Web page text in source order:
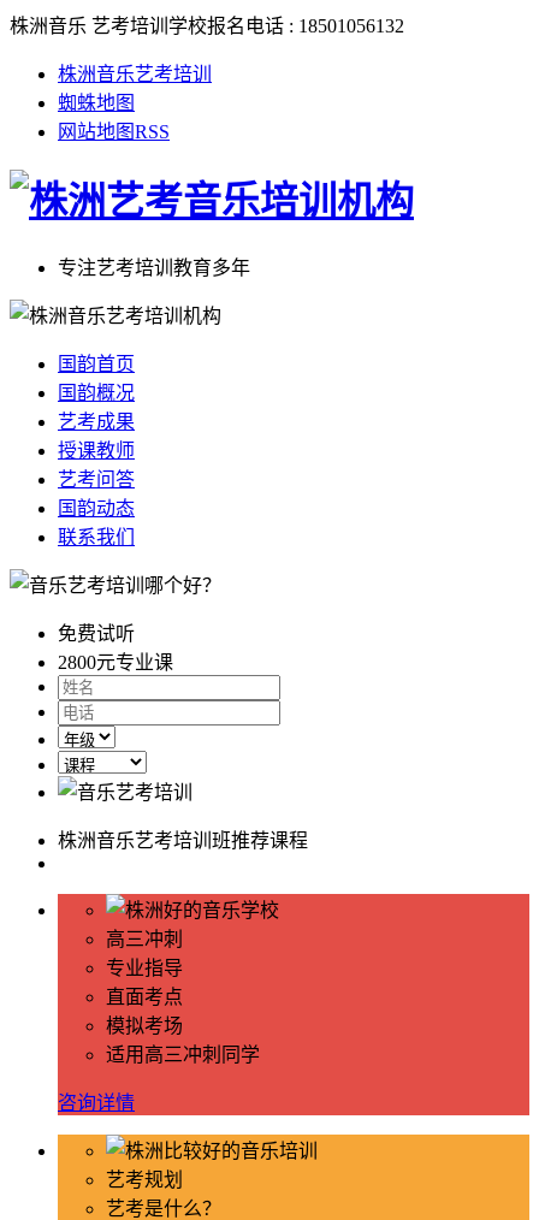
株洲音乐 艺考培训学校报名电话 : 18501056132
株洲音乐艺考培训
蜘蛛地图
网站地图RSS
专注艺考培训教育多年
国韵首页
国韵概况
艺考成果
授课教师
艺考问答
国韵动态
联系我们
免费试听
2800元专业课
株洲音乐艺考培训班推荐课程
高三冲刺
专业指导
直面考点
模拟考场
适用高三冲刺同学
咨询详情
艺考规划
艺考是什么？